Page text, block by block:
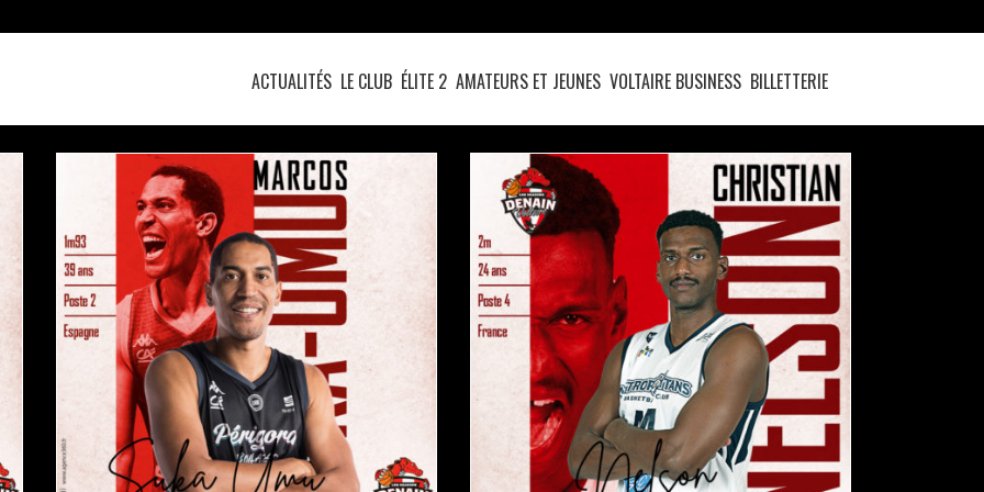
ACTUALITÉS LE CLUB ÉLITE 2 AMATEURS ET JEUNES VOLTAIRE BUSINESS BILLETTERIE
MARCOS SUKA-UMU SIGNE SIGNE CHEZ LES
DRAGONS !
actualités pro b
CHRISTIAN NELSON EST UN DRAGON !
actualités pro b